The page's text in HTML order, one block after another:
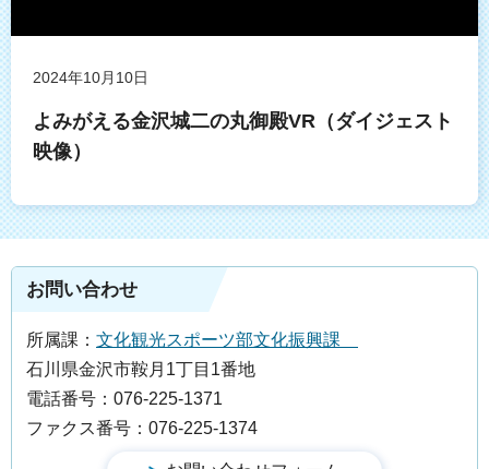
2024年10月10日
よみがえる金沢城二の丸御殿VR（ダイジェスト
映像）
お問い合わせ
所属課： 文化観光スポーツ部文化振興課
石川県金沢市鞍月1丁目1番地
電話番号：076-225-1371
ファクス番号：076-225-1374